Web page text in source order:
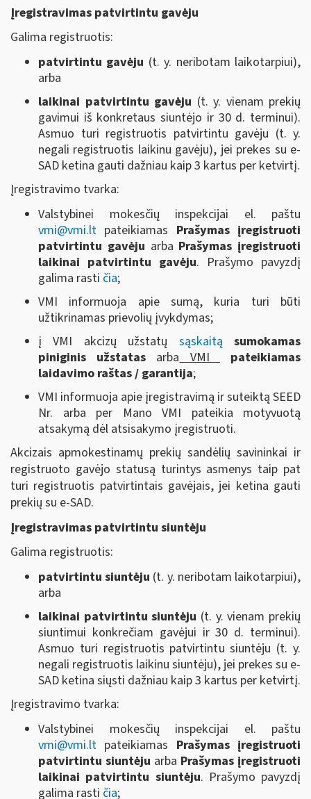
Įregistravimas patvirtintu gavėju
Galima registruotis:
patvirtintu gavėju (t. y. neribotam laikotarpiui),
arba
laikinai patvirtintu gavėju (t. y. vienam prekių
gavimui iš konkretaus siuntėjo ir 30 d. terminui).
Asmuo turi registruotis patvirtintu gavėju (t. y.
negali registruotis laikinu gavėju), jei prekes su e-
SAD ketina gauti dažniau kaip 3 kartus per ketvirtį.
Įregistravimo tvarka:
Valstybinei mokesčių inspekcijai el. paštu
vmi@vmi.lt pateikiamas Prašymas įregistruoti
patvirtintu gavėju arba Prašymas įregistruoti
laikinai patvirtintu gavėju. Prašymo pavyzdį
galima rasti čia;
VMI informuoja apie sumą, kuria turi būti
užtikrinamas prievolių įvykdymas;
į VMI akcizų užstatų sąskaitą
sumokamas
piniginis užstatas arba VMI
pateikiamas
laidavimo raštas / garantija;
VMI informuoja apie įregistravimą ir suteiktą SEED
Nr. arba per Mano VMI pateikia motyvuotą
atsakymą dėl atsisakymo įregistruoti.
Akcizais apmokestinamų prekių sandėlių savininkai ir
registruoto gavėjo statusą turintys asmenys taip pat
turi registruotis patvirtintais gavėjais, jei ketina gauti
prekių su e-SAD.
Įregistravimas patvirtintu siuntėju
Galima registruotis:
patvirtintu siuntėju (t. y. neribotam laikotarpiui),
arba
laikinai patvirtintu siuntėju (t. y. vienam prekių
siuntimui konkrečiam gavėjui ir 30 d. terminui).
Asmuo turi registruotis patvirtintu siuntėju (t. y.
negali registruotis laikinu siuntėju), jei prekes su e-
SAD ketina siųsti dažniau kaip 3 kartus per ketvirtį.
Įregistravimo tvarka:
Valstybinei mokesčių inspekcijai el. paštu
vmi@vmi.lt pateikiamas Prašymas įregistruoti
patvirtintu siuntėju arba Prašymas įregistruoti
laikinai patvirtintu siuntėju. Prašymo pavyzdį
galima rasti čia;